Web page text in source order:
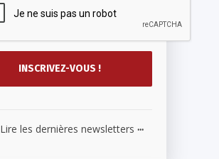
Lire les dernières newsletters ...